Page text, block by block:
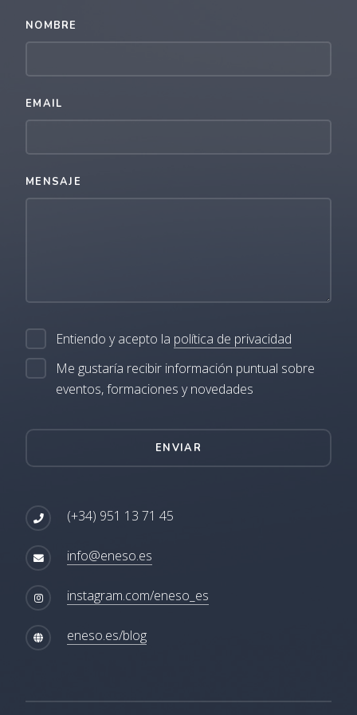
NOMBRE
EMAIL
MENSAJE
Entiendo y acepto la política de privacidad
Me gustaría recibir información puntual sobre
eventos, formaciones y novedades
ENVIAR
(+34) 951 13 71 45
info@eneso.es
instagram.com/eneso_es
eneso.es/blog